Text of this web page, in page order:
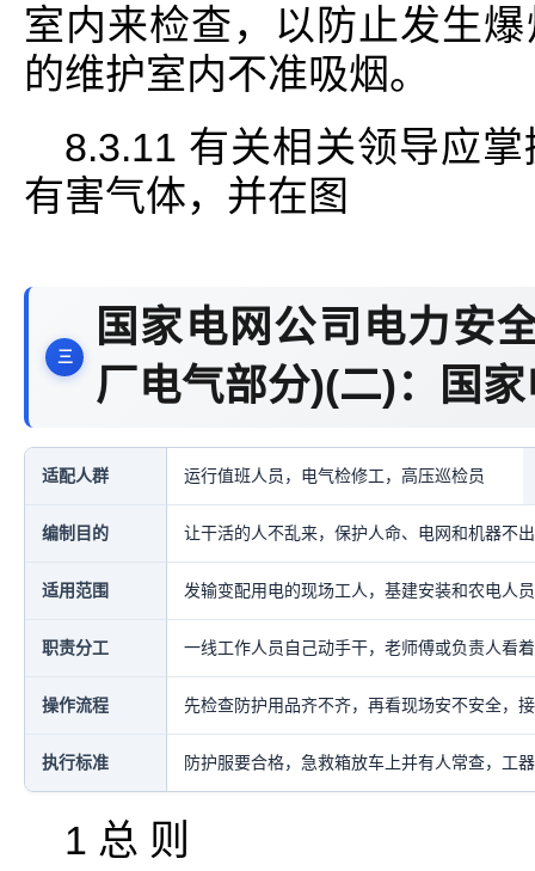
室内来检查，以防止发生
的维护室内不准吸烟。
8.3.11 有关相关领导应
有害气体，并在图
国家电网公司电力安
厂电气部分)(二)：国
适配人群 运行值班人员，电气检修工，高压巡检员
编制目的 让干活的人不乱来，保护人命、电网和机器不
适用范围 发输变配用电的现场工人，基建安装和农电人
职责分工 一线工作人员自己动手干，老师傅或负责人看
操作流程 先检查防护用品齐不齐，再看现场安不安全，
执行标准 防护服要合格，急救箱放车上并有人常查，工
1 总 则